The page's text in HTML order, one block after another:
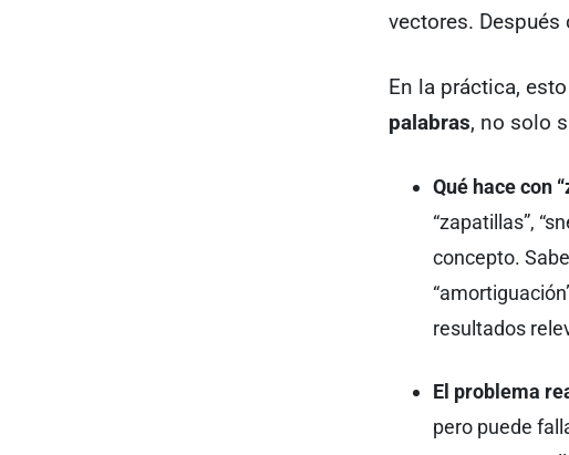
vectores.
En la práctica,
palabras, no solo
Qué hace con
“zapatillas”,
concepto.
resultados
El problema
pero puede